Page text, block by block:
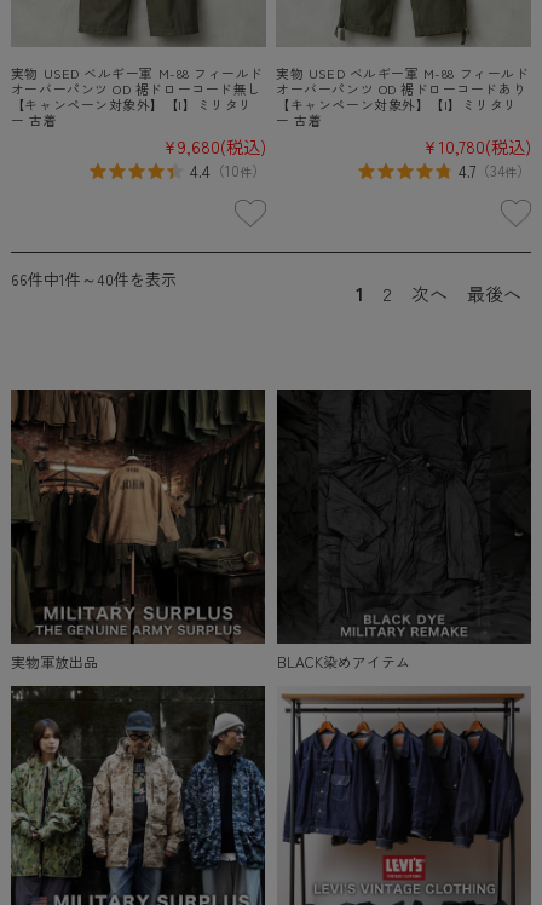
実物 USED ベルギー軍 M-88 フィールド
オーバーパンツ OD 裾ドローコード無し
【キャンペーン対象外】【I】ミリタリ
ー 古着
¥9,680(税込)
4.4（10件）
実物 USED ベルギー軍 M-88 フィールド
オーバーパンツ OD 裾ドローコードあり
【キャンペーン対象外】【I】ミリタリ
ー 古着
¥10,780(税込)
4.7 （34件）
66件中1件～40件を表示
1 2 次へ 最後へ
実物軍放出品 BLACK染めアイテム